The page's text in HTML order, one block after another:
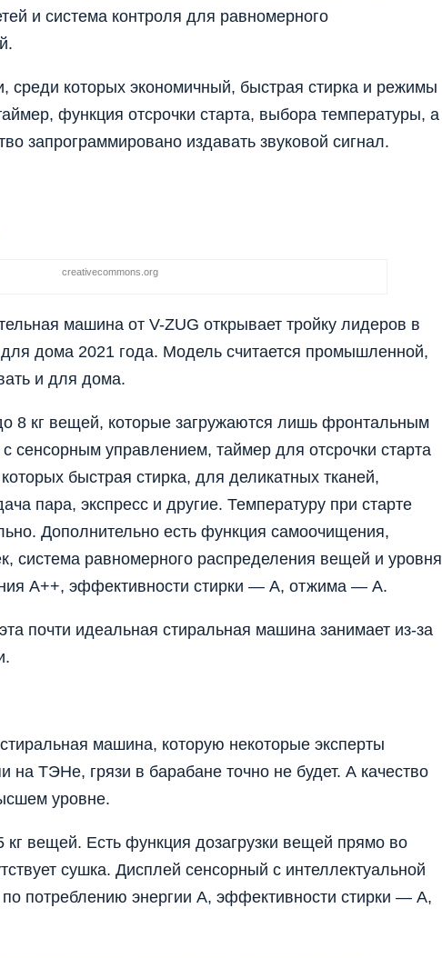
и система контроля для равномерного
которых экономичный, быстрая стирка и режимы
функция отсрочки старта, выбора температуры, а
запрограммировано издавать звуковой сигнал.
creativecommons.org
машина от V-ZUG открывает тройку лидеров в
дома 2021 года. Модель считается промышленной,
и для дома.
8 кг вещей, которые загружаются лишь фронтальным
сенсорным управлением, таймер для отсрочки старта
быстрая стирка, для деликатных тканей,
пара, экспресс и другие. Температуру при старте
Дополнительно есть функция самоочищения,
система равномерного распределения вещей и уровня
А++, эффективности стирки — А, отжима — А.
почти идеальная стиральная машина занимает из-за
машина, которую некоторые эксперты
на ТЭНе, грязи в барабане точно не будет. А качество
уровне.
вещей. Есть функция дозагрузки вещей прямо во
сушка. Дисплей сенсорный с интеллектуальной
потреблению энергии А, эффективности стирки — А,